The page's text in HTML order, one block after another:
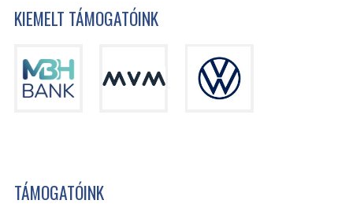
KIEMELT TÁMOGATÓINK
TÁMOGATÓINK